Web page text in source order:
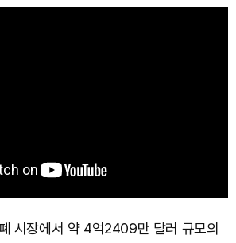
시장에서 약 4억2409만 달러 규모의